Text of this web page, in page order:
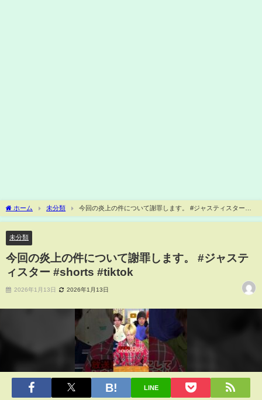
ホーム 未分類
今回の炎上の件について謝罪します。 #ジャスティスター
#shorts #tiktok
未分類
今回の炎上の件について謝罪します。 #ジャステ
ィスター #shorts #tiktok
2026年1月13日 2026年1月13日
LINE